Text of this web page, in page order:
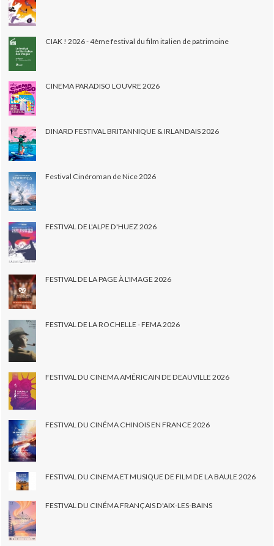
CIAK ! 2026 - 4ème festival du film italien de patrimoine
CINEMA PARADISO LOUVRE 2026
DINARD FESTIVAL BRITANNIQUE & IRLANDAIS 2026
Festival Cinéroman de Nice 2026
FESTIVAL DE L'ALPE D'HUEZ 2026
FESTIVAL DE LA PAGE À L'IMAGE 2026
FESTIVAL DE LA ROCHELLE - FEMA 2026
FESTIVAL DU CINEMA AMÉRICAIN DE DEAUVILLE 2026
FESTIVAL DU CINÉMA CHINOIS EN FRANCE 2026
FESTIVAL DU CINEMA ET MUSIQUE DE FILM DE LA BAULE 2026
FESTIVAL DU CINÉMA FRANÇAIS D'AIX-LES-BAINS